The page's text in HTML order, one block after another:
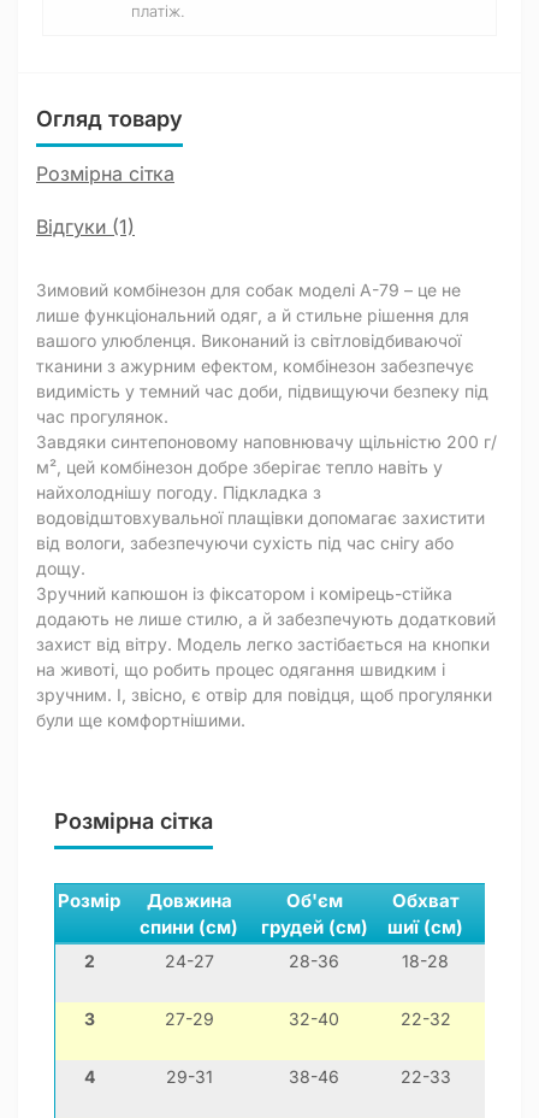
платіж.
Огляд товару
Розмірна сітка
Відгуки (1)
Зимовий комбінезон для собак моделі A-79 – це не
лише функціональний одяг, а й стильне рішення для
вашого улюбленця. Виконаний із світловідбиваючої
тканини з ажурним ефектом, комбінезон забезпечує
видимість у темний час доби, підвищуючи безпеку під
час прогулянок.
Завдяки синтепоновому наповнювачу щільністю 200 г/
м², цей комбінезон добре зберігає тепло навіть у
найхолоднішу погоду. Підкладка з
водовідштовхувальної плащівки допомагає захистити
від вологи, забезпечуючи сухість під час снігу або
дощу.
Зручний капюшон із фіксатором і комірець-стійка
додають не лише стилю, а й забезпечують додатковий
захист від вітру. Модель легко застібається на кнопки
на животі, що робить процес одягання швидким і
зручним. І, звісно, є отвір для повідця, щоб прогулянки
були ще комфортнішими.
Розмірна сітка
Розмір
Довжина
спини (см)
Об'єм
грудей (см)
Обхват
шиї (см)
2 24-27 28-36 18-28
3 27-29 32-40 22-32
4 29-31 38-46 22-33